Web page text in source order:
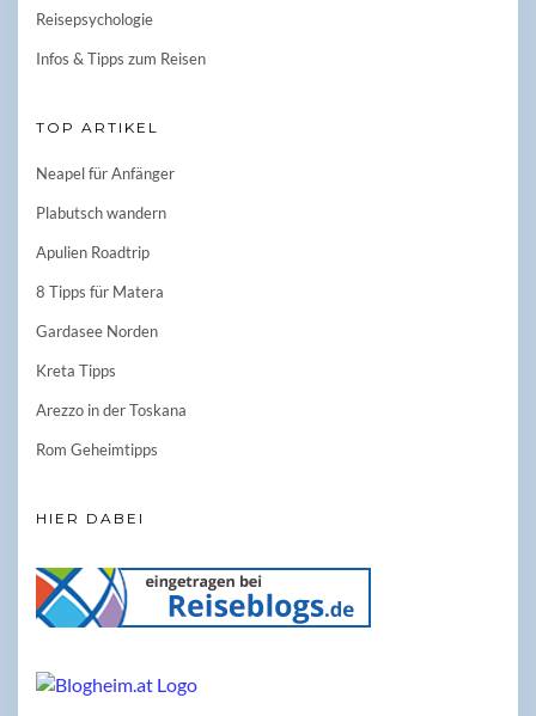
Reisepsychologie
Infos & Tipps zum Reisen
TOP ARTIKEL
Neapel für Anfänger
Plabutsch wandern
Apulien Roadtrip
8 Tipps für Matera
Gardasee Norden
Kreta Tipps
Arezzo in der Toskana
Rom Geheimtipps
HIER DABEI